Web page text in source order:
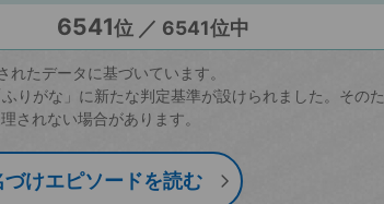
6541位 ／ 6541位中
たデータに基づいています。
りがな」に新たな判定基準が設けられました。そのた
されない場合があります。
づけエピソードを読む